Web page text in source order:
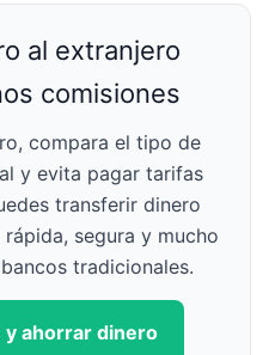
al extranjero
comisiones
compara el tipo de
y evita pagar tarifas
transferir dinero
segura y mucho
tradicionales.
ahorrar dinero